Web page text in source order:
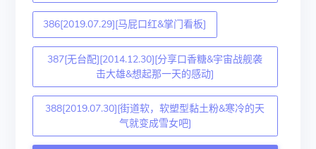
386[2019.07.29][马屁口红&掌门看板]
387[无台配][2014.12.30][分享口香糖&宇宙战舰袭
击大雄&想起那一天的感动]
388[2019.07.30][街道软，软塑型黏土粉&寒冷的天
气就变成雪女吧]